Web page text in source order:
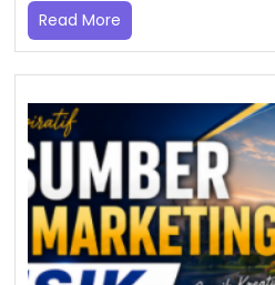
Read More